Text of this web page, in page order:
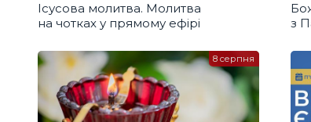
Ісусова молитва. Молитва
на чотках у прямому ефірі
з
8 серпня